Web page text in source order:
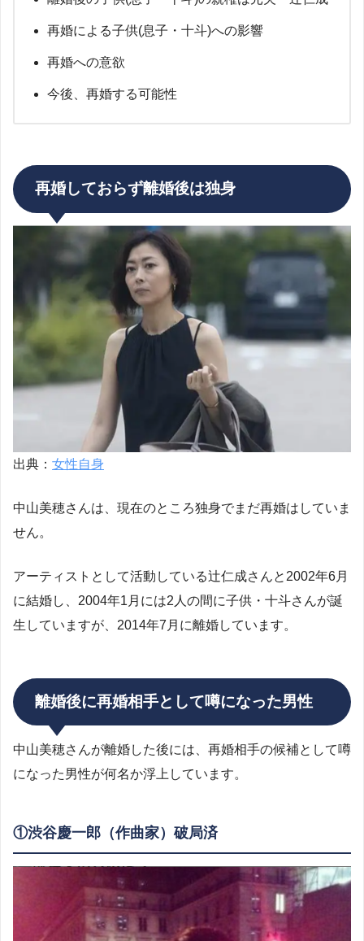
再婚による子供(息子・十斗)への影響
再婚への意欲
今後、再婚する可能性
再婚しておらず離婚後は独身
出典： 女性自身
中山美穂さんは、現在のところ独身でまだ再婚はしていま
せん。
アーティストとして活動している辻仁成さんと2002年6月
に結婚し、2004年1月には2人の間に子供・十斗さんが誕
生していますが、2014年7月に離婚しています。
離婚後に再婚相手として噂になった男性
中山美穂さんが離婚した後には、再婚相手の候補として噂
になった男性が何名か浮上しています。
①渋谷慶一郎（作曲家）破局済